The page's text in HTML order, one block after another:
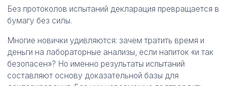
Без протоколов испытаний декларация превращается в
бумагу без силы.
Многие новички удивляются: зачем тратить время и
деньги на лабораторные анализы, если напиток «и так
безопасен»? Но именно результаты испытаний
составляют основу доказательной базы для